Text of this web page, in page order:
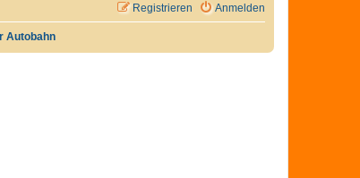
Anmelden
Registrieren
Autobahn